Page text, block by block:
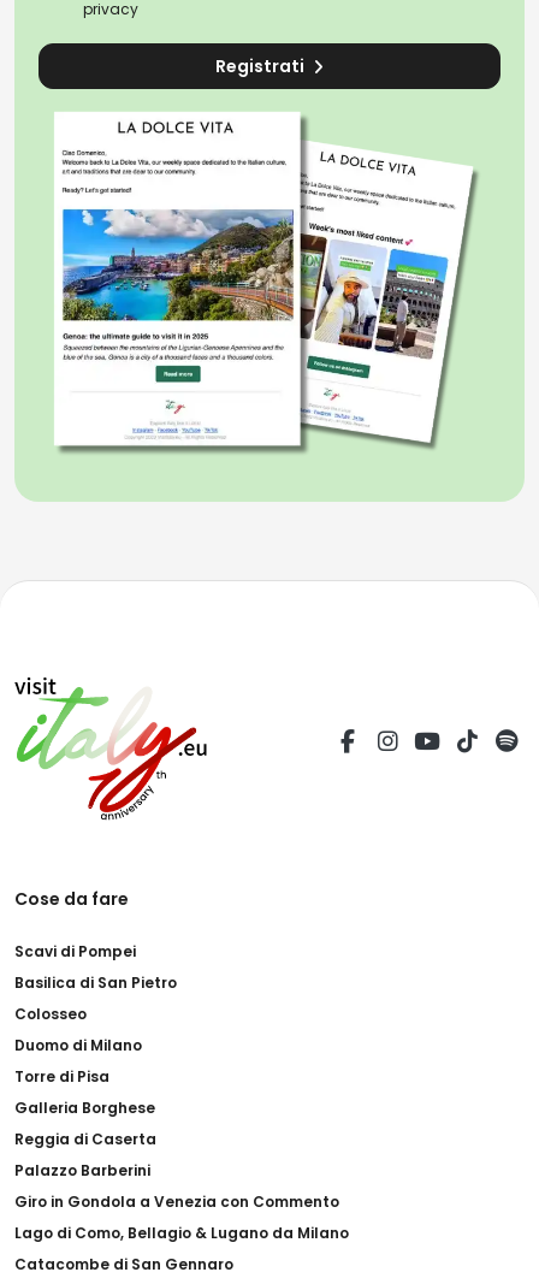
privacy
Registrati
Cose da fare
Scavi di Pompei
Basilica di San Pietro
Colosseo
Duomo di Milano
Torre di Pisa
Galleria Borghese
Reggia di Caserta
Palazzo Barberini
Giro in Gondola a Venezia con Commento
Lago di Como, Bellagio & Lugano da Milano
Catacombe di San Gennaro